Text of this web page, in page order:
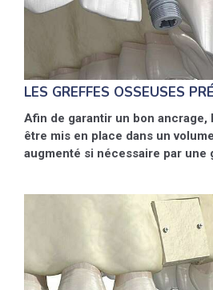
LES GREFFES OSSEUSES
Afin de garantir un bon ancrage,
être mis en place dans un
augmenté si nécessaire par une